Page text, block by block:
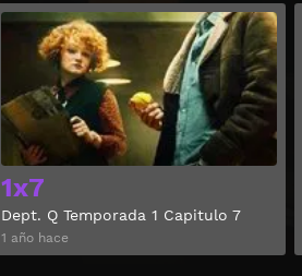
Ver
1x7
Dept. Q Temporada 1 Capitulo 7
1 año hace